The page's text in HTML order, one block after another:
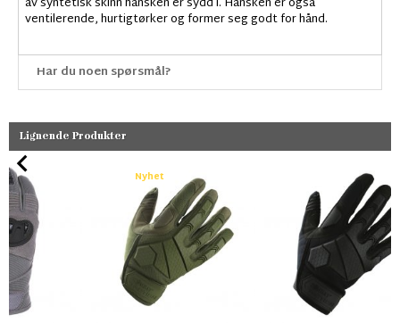
ventilerende, hurtigtørker og former seg godt for hånd.
Har du noen spørsmål?
Lignende Produkter
Nyhet